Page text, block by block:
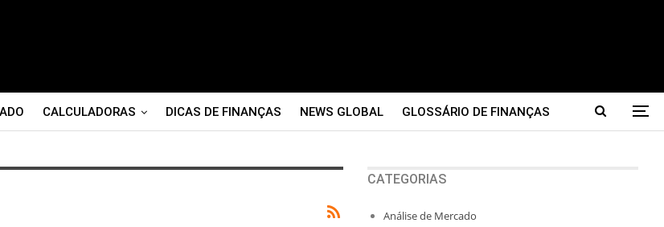
CALCULADORAS DICAS DE FINANÇAS NEWS GLOBAL GLOSSÁRIO DE FINANÇAS
CATEGORIAS
Análise de Mercado